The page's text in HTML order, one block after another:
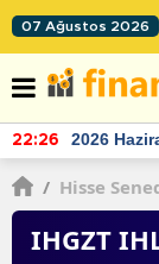
07 Ağustos 2026
22:24 TCMB'nin
/ Hisse
IHGZT